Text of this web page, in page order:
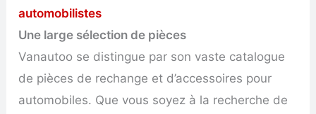
automobilistes
Une large sélection de pièces
Vanautoo se distingue par son vaste catalogue
de pièces de rechange et d’accessoires pour
automobiles. Que vous soyez à la recherche de